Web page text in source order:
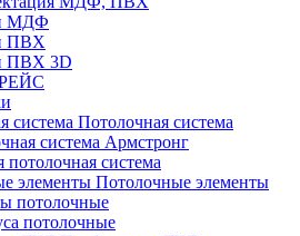
МДФ
ПВХ
ПВХ 3D
Потолочная система
система Армстронг
потолочная система
Потолочные элементы
потолочные
потолочные